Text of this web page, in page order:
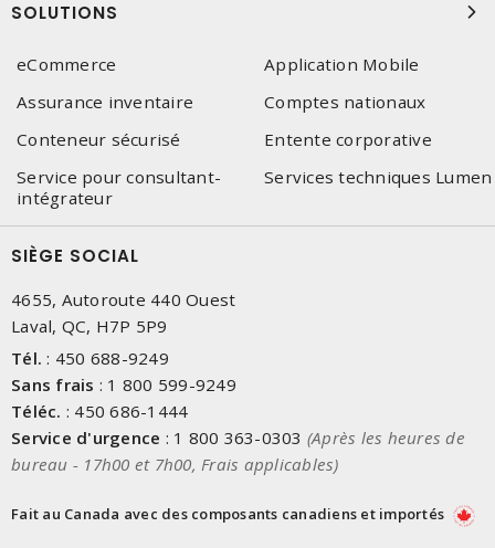
SOLUTIONS
eCommerce
Application Mobile
Assurance inventaire
Comptes nationaux
Conteneur sécurisé
Entente corporative
Service pour consultant-
intégrateur
Services techniques Lumen
SIÈGE SOCIAL
4655, Autoroute 440 Ouest
Laval, QC, H7P 5P9
Tél. : 450 688-9249
Sans frais : 1 800 599-9249
Téléc. : 450 686-1444
Service d'urgence : 1 800 363-0303 (Après les heures de
bureau - 17h00 et 7h00, Frais applicables)
Fait au Canada avec des composants canadiens et importés